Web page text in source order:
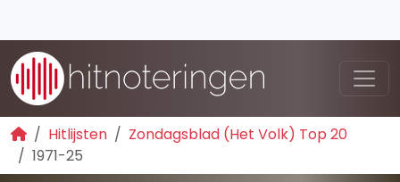
Hitlijsten
Zondagsblad (Het Volk) Top 20
1971-25